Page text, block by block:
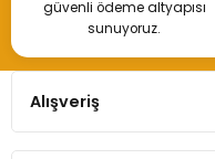
güvenli ödeme altyapısı
sunuyoruz.
Alışveriş